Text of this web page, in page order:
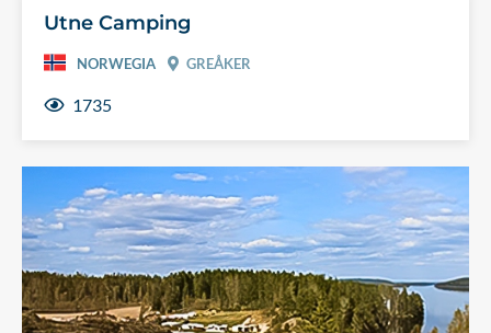
Utne Camping
NORWEGIA GREÅKER
1735